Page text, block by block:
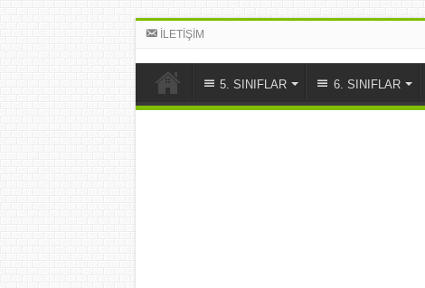
İLETİŞİM
5. SINIFLAR 6. SINIFLAR